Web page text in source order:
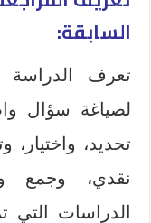
السابقة:
تعرف الدراسة
لصياغة سؤال
تحديد،
نقدي، وجمع
الدراسات التي